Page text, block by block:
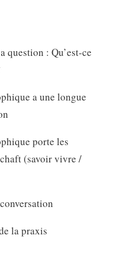
question : Qu’est-ce
a une longue
porte les
(savoir vivre /
la praxis